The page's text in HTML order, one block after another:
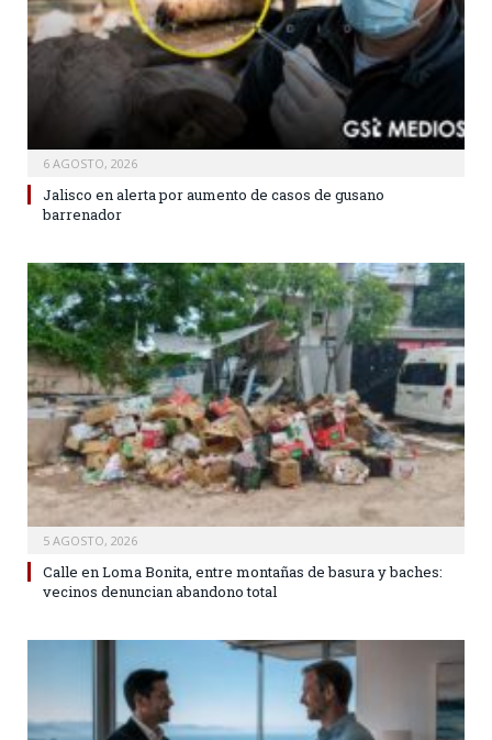
6 AGOSTO, 2026
Jalisco en alerta por aumento de casos de gusano
barrenador
5 AGOSTO, 2026
Calle en Loma Bonita, entre montañas de basura y baches:
vecinos denuncian abandono total